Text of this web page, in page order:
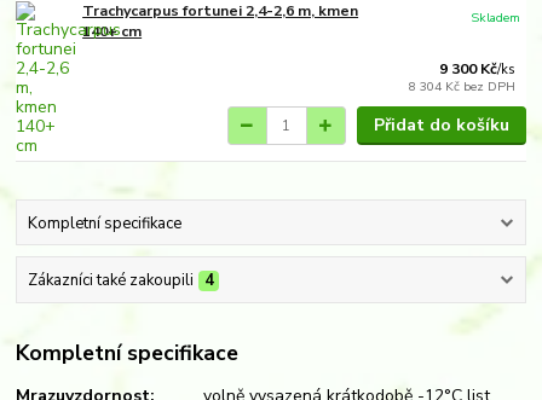
Trachycarpus fortunei 2,4-2,6 m, kmen
140+ cm
9 300 Kč/ks
8 304 Kč bez DPH
Skladem
Přidat do košíku
Kompletní specifikace
Zákazníci také zakoupili 4
Kompletní specifikace